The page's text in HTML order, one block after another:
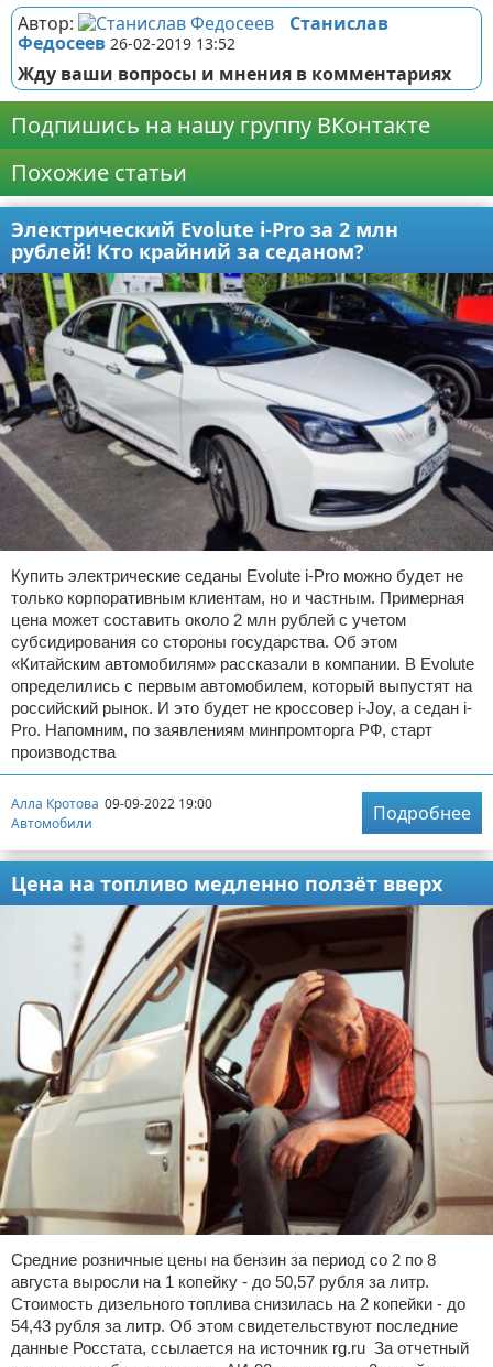
Автор:
Станислав
Федосеев 26-02-2019 13:52
Жду ваши вопросы и мнения в комментариях
Подпишись на нашу группу ВКонтакте
Похожие статьи
Электрический Evolute i-Pro за 2 млн
рублей! Кто крайний за седаном?
Купить электрические седаны Evolute i-Pro можно будет не
только корпоративным клиентам, но и частным. Примерная
цена может составить около 2 млн рублей с учетом
субсидирования со стороны государства. Об этом
«Китайским автомобилям» рассказали в компании. В Evolute
определились с первым автомобилем, который выпустят на
российский рынок. И это будет не кроссовер i-Joy, а седан i-
Pro. Напомним, по заявлениям минпромторга РФ, старт
производства
Алла Кротова 09-09-2022 19:00
Автомобили
Подробнее
Цена на топливо медленно ползёт вверх
Средние розничные цены на бензин за период со 2 по 8
августа выросли на 1 копейку - до 50,57 рубля за литр.
Стоимость дизельного топлива снизилась на 2 копейки - до
54,43 рубля за литр. Об этом свидетельствуют последние
данные Росстата, ссылается на источник rg.ru За отчетный